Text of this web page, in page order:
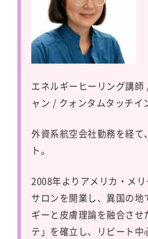
エネルギーヒーリング講
ャン / クォンタムタッチイ
外資系航空会社勤務を経
ト。
2008年よりアメリカ・メ
サロンを開業し、異国の
ギーと皮膚理論を融合さ
テ」を確立し、リピート